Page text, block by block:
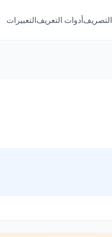
التصريفأدوات التعريفالتعبيرات